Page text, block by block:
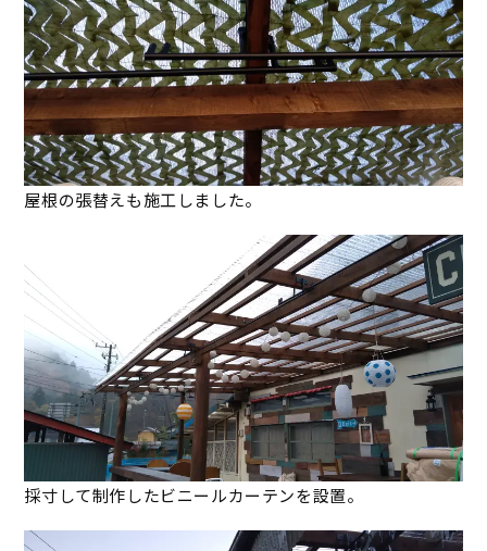
屋根の張替えも施工しました。
採寸して制作したビニールカーテンを設置。